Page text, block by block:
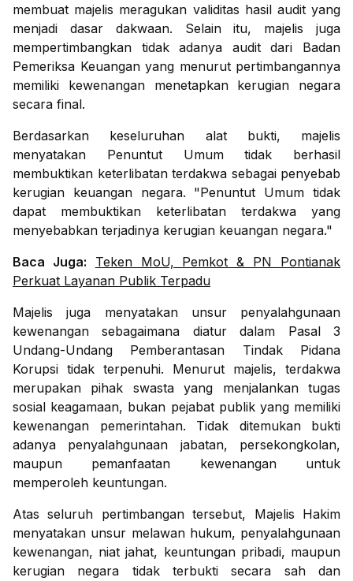
membuat majelis meragukan validitas hasil audit yang
menjadi dasar dakwaan. Selain itu, majelis juga
mempertimbangkan tidak adanya audit dari Badan
Pemeriksa Keuangan yang menurut pertimbangannya
memiliki kewenangan menetapkan kerugian negara
secara final.
Berdasarkan keseluruhan alat bukti, majelis
menyatakan Penuntut Umum tidak berhasil
membuktikan keterlibatan terdakwa sebagai penyebab
kerugian keuangan negara. "Penuntut Umum tidak
dapat membuktikan keterlibatan terdakwa yang
menyebabkan terjadinya kerugian keuangan negara."
Baca Juga:
Teken MoU, Pemkot & PN Pontianak
Perkuat Layanan Publik Terpadu
Majelis juga menyatakan unsur penyalahgunaan
kewenangan sebagaimana diatur dalam Pasal 3
Undang-Undang Pemberantasan Tindak Pidana
Korupsi tidak terpenuhi. Menurut majelis, terdakwa
merupakan pihak swasta yang menjalankan tugas
sosial keagamaan, bukan pejabat publik yang memiliki
kewenangan pemerintahan. Tidak ditemukan bukti
adanya penyalahgunaan jabatan, persekongkolan,
maupun pemanfaatan kewenangan untuk
memperoleh keuntungan.
Atas seluruh pertimbangan tersebut, Majelis Hakim
menyatakan unsur melawan hukum, penyalahgunaan
kewenangan, niat jahat, keuntungan pribadi, maupun
kerugian negara tidak terbukti secara sah dan